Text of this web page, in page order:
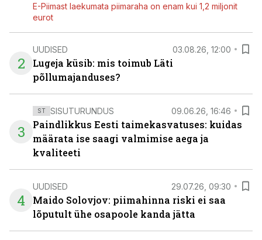
E-Piimast laekumata piimaraha on enam kui 1,2 miljonit
eurot
2
UUDISED 03.08.26, 12:00
Lugeja küsib: mis toimub Läti
põllumajanduses?
3
ST SISUTURUNDUS 09.06.26, 16:46
Paindlikkus Eesti taimekasvatuses: kuidas
määrata ise saagi valmimise aega ja
kvaliteeti
4
UUDISED 29.07.26, 09:30
Maido Solovjov: piimahinna riski ei saa
lõputult ühe osapoole kanda jätta